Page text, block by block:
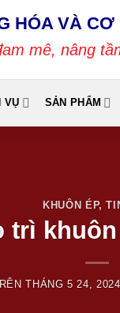
HÓA VÀ
mê, nâng
VỤ SẢN PHẨM
KHUÔN ÉP,
trì
THÁNG 5 24, 2024